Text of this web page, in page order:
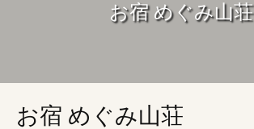
お宿 めぐみ山荘
お宿 めぐみ山荘